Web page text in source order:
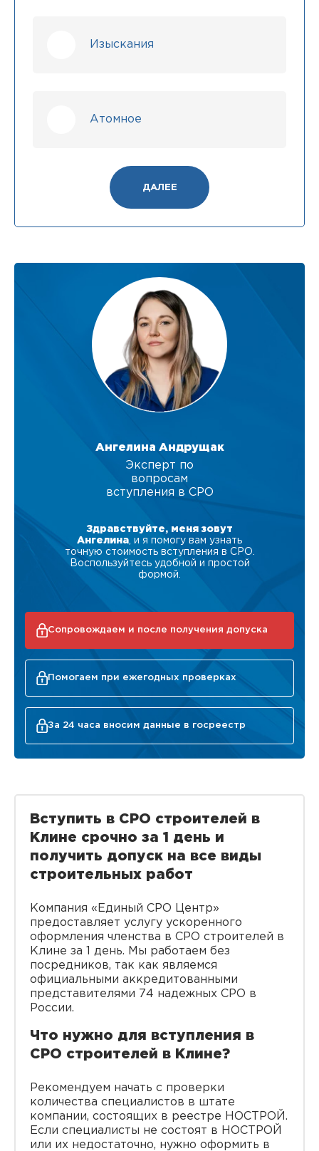
Изыскания
Атомное
ДАЛЕЕ
Ангелина Андрущак
Эксперт по
вопросам
вступления в СРО
Здравствуйте, меня зовут
Ангелина , и я помогу вам узнать
точную стоимость вступления в СРО.
Воспользуйтесь удобной и простой
формой.
Сопровождаем и после получения допуска
Помогаем при ежегодных проверках
За 24 часа вносим данные в госреестр
Вступить в СРО строителей в
Клине срочно за 1 день и
получить допуск на все виды
строительных работ
Компания «Единый СРО Центр»
предоставляет услугу ускоренного
оформления членства в СРО строителей в
Клине за 1 день. Мы работаем без
посредников, так как являемся
официальными аккредитованными
представителями 74 надежных СРО в
России.
Что нужно для вступления в
СРО строителей в Клине?
Рекомендуем начать с проверки
количества специалистов в штате
компании, состоящих в реестре НОСТРОЙ.
Если специалисты не состоят в НОСТРОЙ
или их недостаточно, нужно оформить в